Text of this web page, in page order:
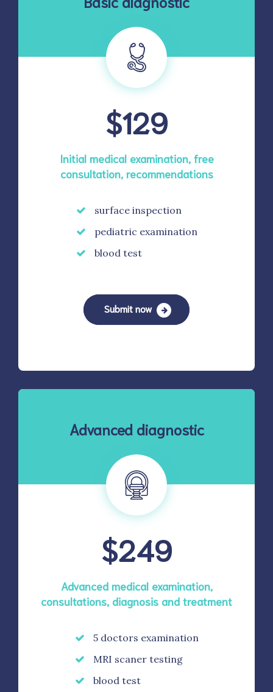
$129
Initial medical examination, free
consultation, recommendations
surface inspection
pediatric examination
blood test
Submit now
Advanced diagnostic
$249
Advanced medical examination,
consultations, diagnosis and treatment
5 doctors examination
MRI scaner testing
blood test